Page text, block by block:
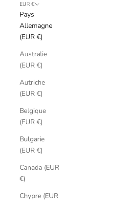
EUR €
Pays
Allemagne
(EUR €)
Australie
(EUR €)
Autriche
(EUR €)
Belgique
(EUR €)
Bulgarie
(EUR €)
Canada (EUR
€)
Chypre (EUR